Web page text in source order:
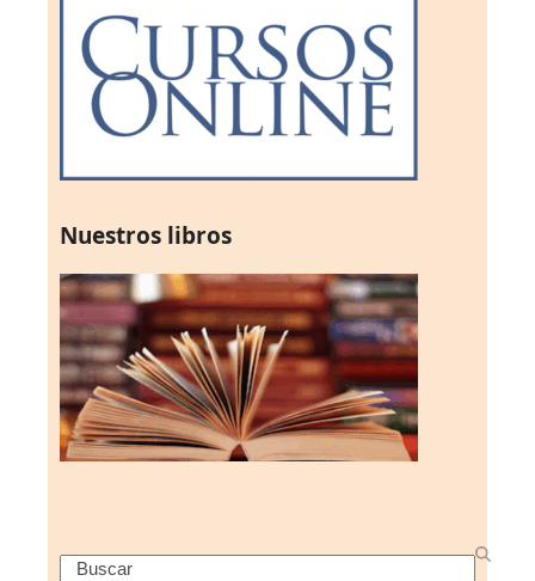
Nuestros libros
Search